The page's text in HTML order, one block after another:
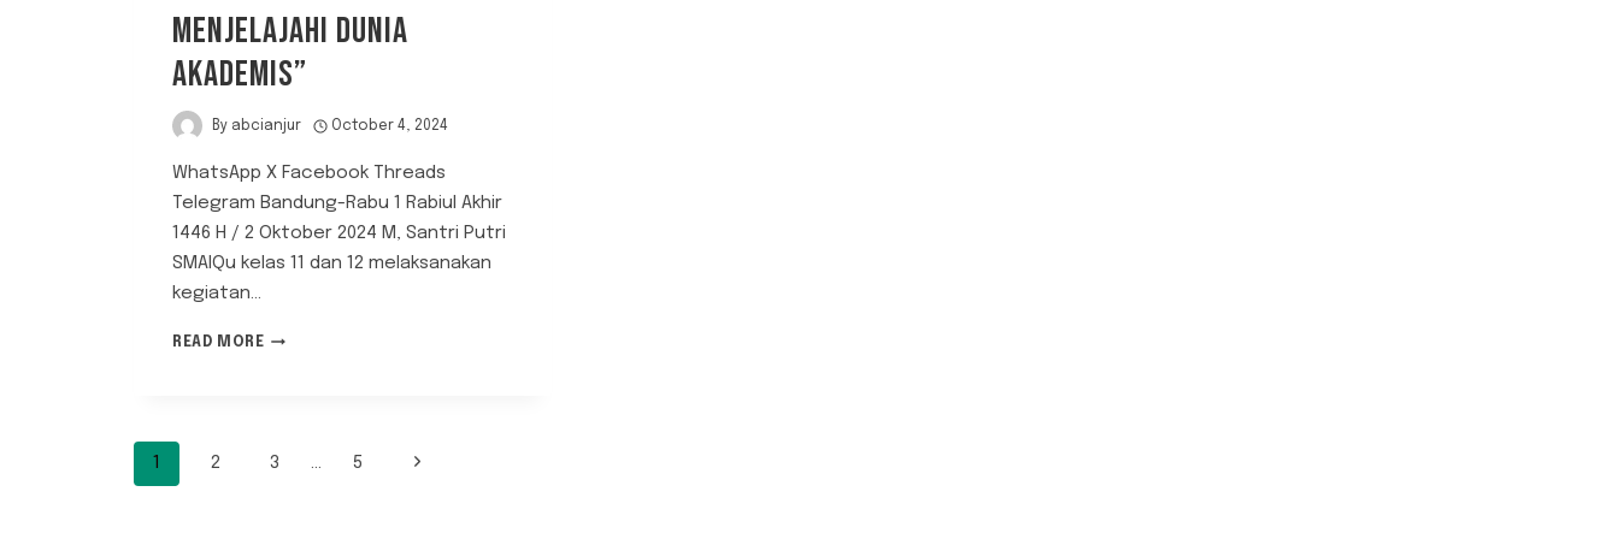
MENJELAJAHI DUNIA
AKADEMIS”
By abcianjur October 4, 2024
WhatsApp X Facebook Threads
Telegram Bandung-Rabu 1 Rabiul Akhir
1446 H / 2 Oktober 2024 M, Santri Putri
SMAIQu kelas 11 dan 12 melaksanakan
kegiatan…
READ MORE “PENGALAMAN
MENJELAJAHI
PAGE
1 2 3 … 5 Next